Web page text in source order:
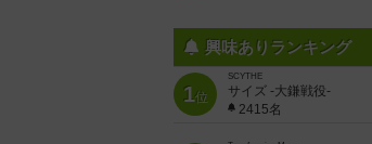
興味ありランキング
1位
SCYTHE
サイズ -大鎌戦役-
2415名